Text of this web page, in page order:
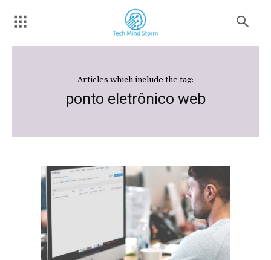
Articles which include the tag:
ponto eletrônico web